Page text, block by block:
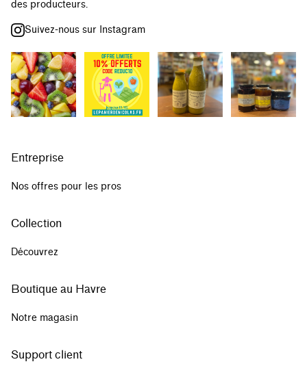
des producteurs.
Suivez-nous sur Instagram
Entreprise
Nos offres pour les pros
Collection
Découvrez
Boutique au Havre
Notre magasin
Support client